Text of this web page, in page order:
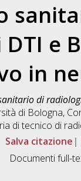
e
in
di
di Bologna,
di tecnico di
Salva citazione
Documenti full-